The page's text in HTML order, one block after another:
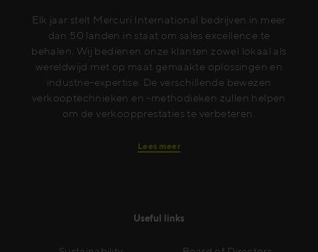
Elk jaar stelt Mercuri International bedrijven in meer
dan 50 landen in staat om sales excellence te
behalen. Wij bedienen onze klanten zowel lokaal als
wereldwijd met op maat gemaakte oplossingen en
industrie-expertise. De verschillende bewezen
verkooptechnieken en -methodieken zullen helpen
om de verkoopprestaties te verbeteren.
Lees meer
Useful links